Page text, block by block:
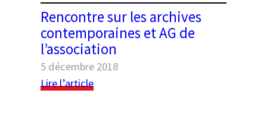
l’histoire
2024
Rencontre sur les archives
contemporaines et AG de
l’association
5 décembre 2018
Lire l’article: